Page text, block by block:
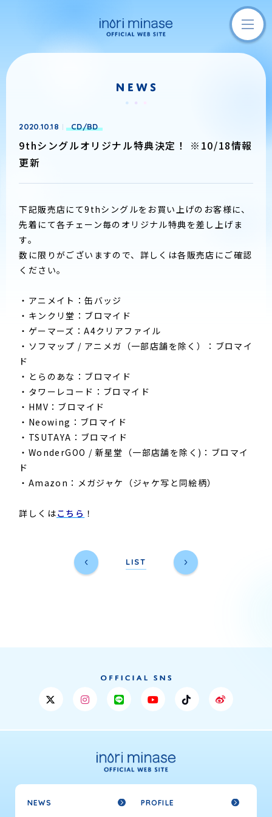
2020.10.18 CD/BD
9thシングルオリジナル特典決定！ ※10/18情報
更新
下記販売店にて9thシングルをお買い上げのお客様に、
先着にて各チェーン毎のオリジナル特典を差し上げま
す。
数に限りがございますので、詳しくは各販売店にご確認
ください。
・アニメイト：缶バッジ
・キンクリ堂：ブロマイド
・ゲーマーズ：A4クリアファイル
・ソフマップ / アニメガ（一部店舗を除く）：ブロマイ
ド
・とらのあな：ブロマイド
・タワーレコード：ブロマイド
・HMV：ブロマイド
・Neowing：ブロマイド
・TSUTAYA：ブロマイド
・WonderGOO / 新星堂（一部店舗を除く)：ブロマイ
ド
・Amazon：メガジャケ（ジャケ写と同絵柄）
詳しくはこちら ！
LIST
NEWS PROFILE